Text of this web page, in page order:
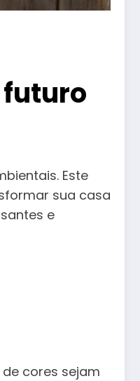
Este
sua casa
e
cores sejam